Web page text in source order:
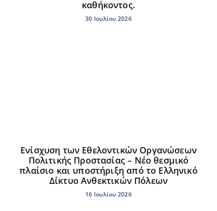
καθήκοντος.
30 Ιουλίου 2026
Ενίσχυση των Εθελοντικών Οργανώσεων
Πολιτικής Προστασίας – Νέο θεσμικό
πλαίσιο και υποστήριξη από το Ελληνικό
Δίκτυο Ανθεκτικών Πόλεων
16 Ιουλίου 2026